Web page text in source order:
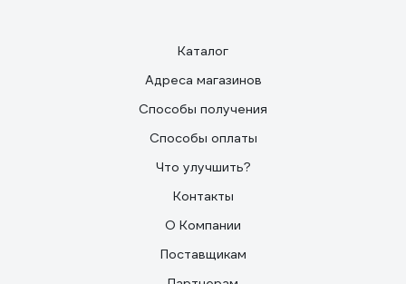
Каталог
Адреса магазинов
Способы получения
Способы оплаты
Что улучшить?
Контакты
О Компании
Поставщикам